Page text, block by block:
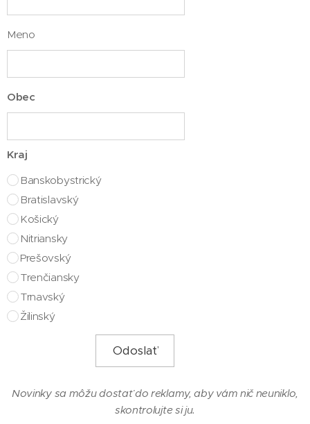
Meno
Obec
Kraj
Banskobystrický
Bratislavský
Košický
Nitriansky
Prešovský
Trenčiansky
Trnavský
Žilinský
Odoslať
Novinky sa môžu dostať do reklamy, aby vám nič neuniklo,
skontrolujte si ju.